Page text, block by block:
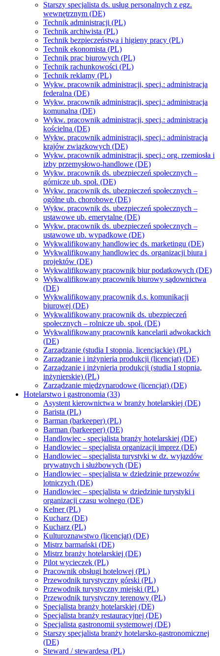
Starszy specjalista ds. usług personalnych z egz.
wewnętrznym (DE)
Technik administracji (PL)
Technik archiwista (PL)
Technik bezpieczeństwa i higieny pracy (PL)
Technik ekonomista (PL)
Technik prac biurowych (PL)
Technik rachunkowości (PL)
Technik reklamy (PL)
Wykw. pracownik administracji, specj.: administracja
federalna (DE)
Wykw. pracownik administracji, specj.: administracja
komunalna (DE)
Wykw. pracownik administracji, specj.: administracja
kościelna (DE)
Wykw. pracownik administracji, specj.: administracja
krajów związkowych (DE)
Wykw. pracownik administracji, specj.: org. rzemiosła i
izby przemysłowo-handlowe (DE)
Wykw. pracownik ds. ubezpieczeń społecznych –
górnicze ub. społ. (DE)
Wykw. pracownik ds. ubezpieczeń społecznych –
ogólne ub. chorobowe (DE)
Wykw. pracownik ds. ubezpieczeń społecznych –
ustawowe ub. emerytalne (DE)
Wykw. pracownik ds. ubezpieczeń społecznych –
ustawowe ub. wypadkowe (DE)
Wykwalifikowany handlowiec ds. marketingu (DE)
Wykwalifikowany handlowiec ds. organizacji biura i
projektów (DE)
Wykwalifikowany pracownik biur podatkowych (DE)
Wykwalifikowany pracownik biurowy sądownictwa
(DE)
Wykwalifikowany pracownik d.s. komunikacji
biurowej (DE)
Wykwalifikowany pracownik ds. ubezpieczeń
społecznych – rolnicze ub. społ. (DE)
Wykwalifikowany pracownik kancelarii adwokackich
(DE)
Zarządzanie (studia I stopnia, licencjackie) (PL)
Zarządzanie i inżynieria produkcji (licencjat) (DE)
Zarządzanie i inżynieria produkcji (studia I stopnia,
inżynierskie) (PL)
Zarządzanie międzynarodowe (licencjat) (DE)
Hotelarstwo i gastronomia (33)
Asystent kierownictwa w branży hotelarskiej (DE)
Barista (PL)
Barman (barkeeper) (PL)
Barman (barkeeper) (DE)
Handlowiec - specjalista branży hotelarskiej (DE)
Handlowiec – specjalista organizacji imprez (DE)
Handlowiec – specjalista turystyki w dz. wyjazdów
prywatnych i służbowych (DE)
Handlowiec – specjalista w dziedzinie przewozów
lotniczych (DE)
Handlowiec – specjalista w dziedzinie turystyki i
organizacji czasu wolnego (DE)
Kelner (PL)
Kucharz (DE)
Kucharz (PL)
Kulturoznawstwo (licencjat) (DE)
Mistrz barmański (DE)
Mistrz branży hotelarskiej (DE)
Pilot wycieczek (PL)
Pracownik obsługi hotelowej (PL)
Przewodnik turystyczny górski (PL)
Przewodnik turystyczny miejski (PL)
Przewodnik turystyczny terenowy (PL)
Specjalista branży hotelarskiej (DE)
Specjalista branży restauracyjnej (DE)
Specjalista gastronomii systemowej (DE)
Starszy specjalista branży hotelarsko-gastronomicznej
(DE)
Steward / stewardesa (PL)